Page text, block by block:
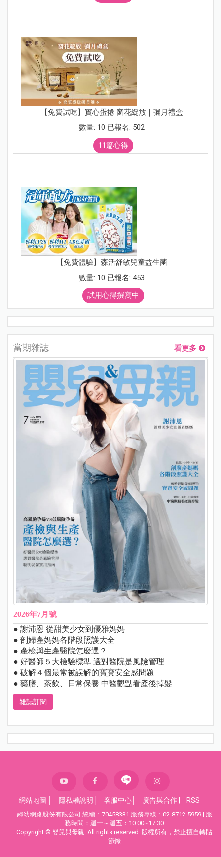
【免費試吃】實心蛋捲 窗花綻放｜彌月禮盒
數量: 10 已報名: 502
11篇心得
【免費體驗】森活舒敏兒童益生菌
數量: 10 已報名: 453
試用心得撰寫中
當期雜誌 看更多
2026年7月號
● 謝沛恩 從甜美少女到優雅媽媽
● 剖婦產媽媽各階段照護大全
● 產檢與生產醫院怎麼選？
● 好醫師５大檢驗標準 選對醫院是風險管理
● 破解４個最常被誤解的寶寶安全感問題
● 藥膳、茶飲、日常保養 中醫觀點看產後掉髮
雜誌訂閱
網站地圖 隱私權說明 客服中心 廣告與合作 RSS
婦幼網路股份有限公司 統編：70458331 服務專線：02-8712-5959 | 服
務時間：週一～週五：10:00~17:30
Copyright © 嬰兒與母親. All rights reserved. 版權所有，禁止擅自轉貼
節錄